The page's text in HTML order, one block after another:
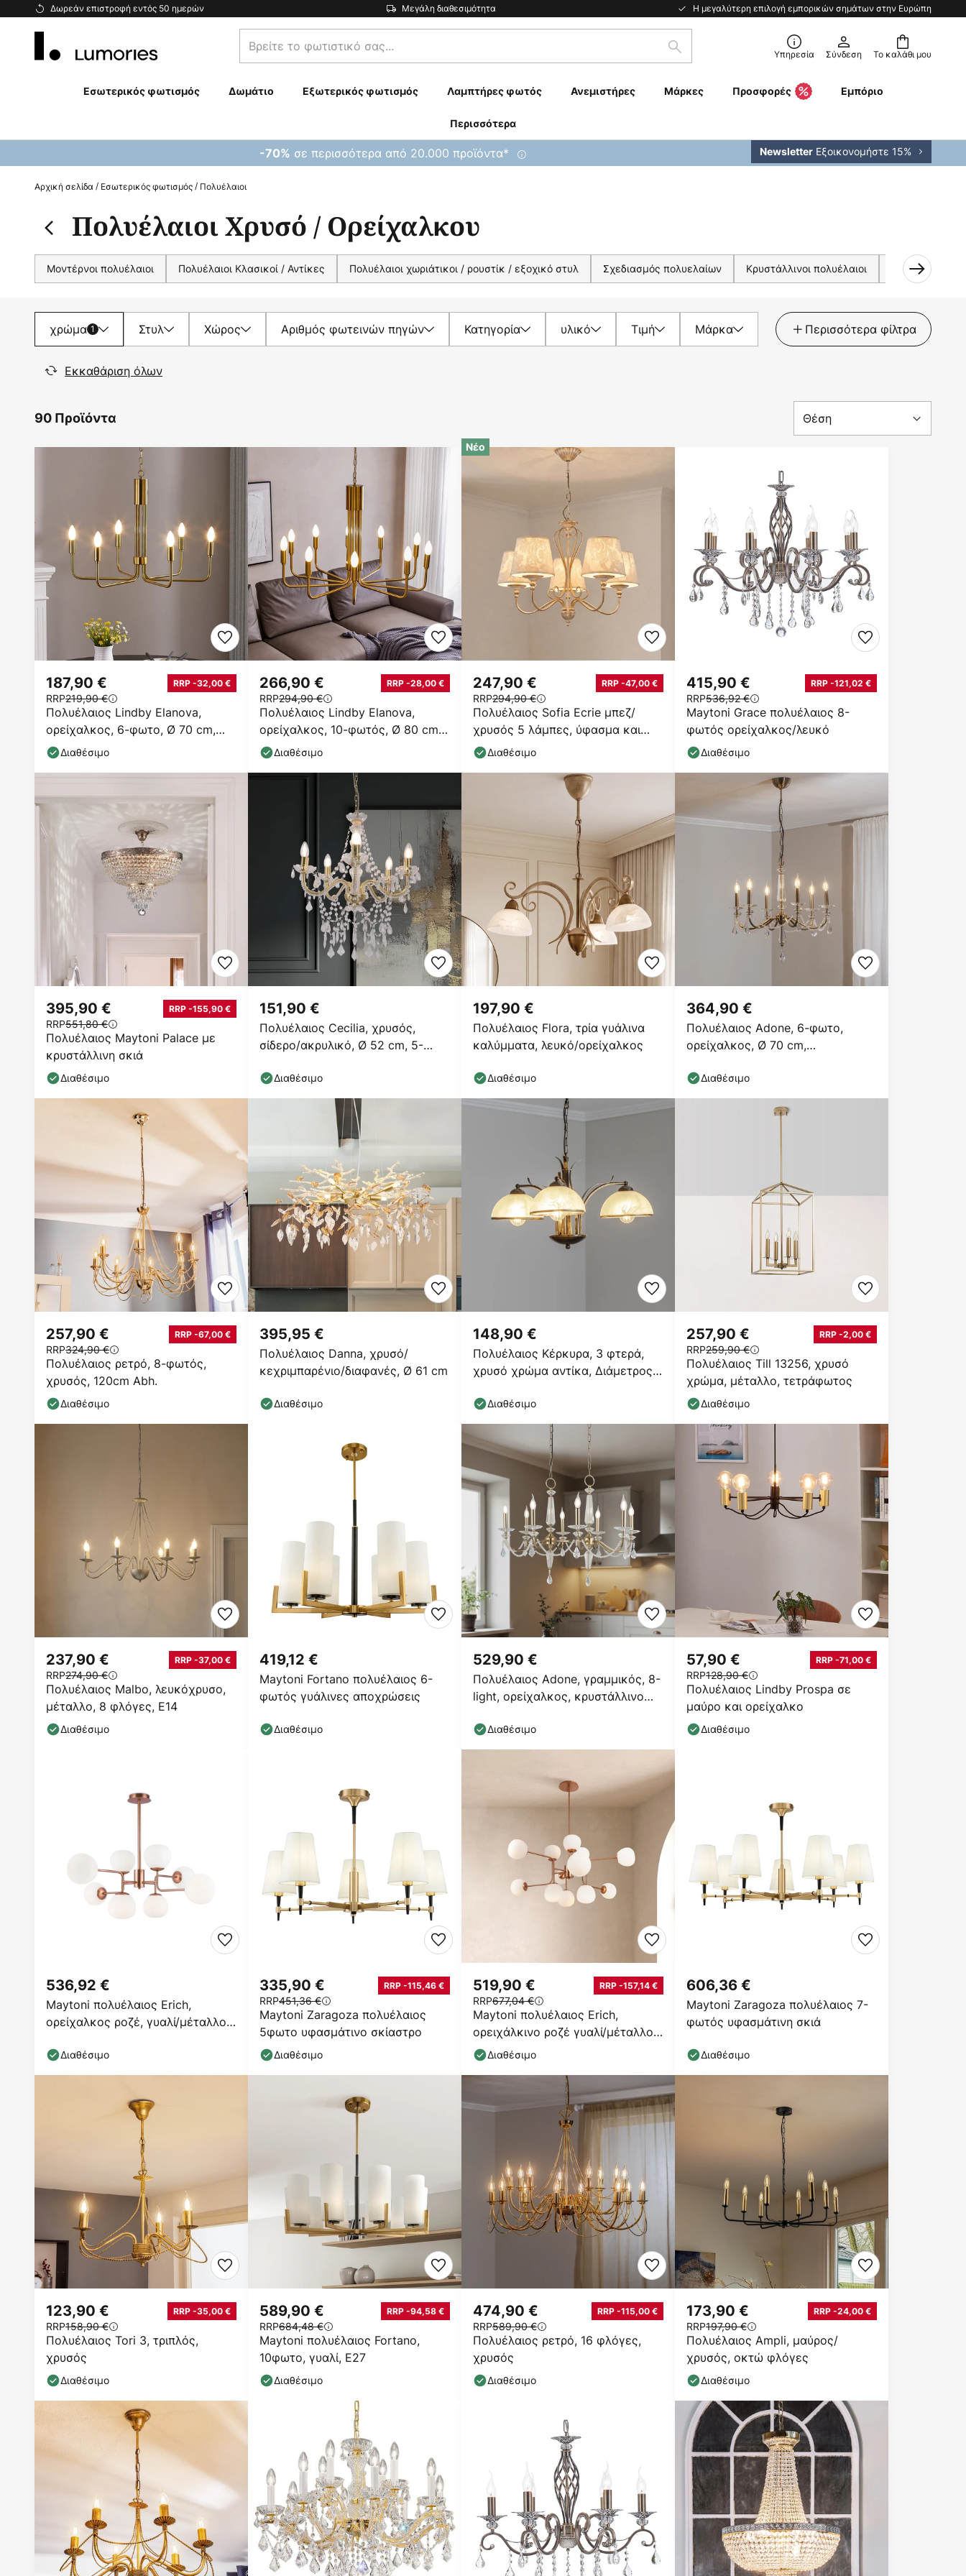
Δωρεάν επιστροφή εντός 50 ημερών Μεγάλη διαθεσιμότητα Η μεγαλύτερη επιλογή εμπορικών σημάτων στην Ευρώπη
Μετάβαση
Το καλάθι μου
Βρείτε
το
σας...
Αναζήτηση Υπηρεσία Σύνδεση
Εσωτερικός φωτισμός Δωμάτιο Εξωτερικός φωτισμός Λαμπτήρες φωτός Ανεμιστήρες Μάρκες Προσφορές Εμπόριο
Περισσότερα
-70% σε περισσότερα από 20.000 προϊόντα* Newsletter Εξοικονομήστε 15%
Αρχική σελίδα Εσωτερικός φωτισμός Πολυέλαιοι
Πολυέλαιοι Χρυσό / Ορείχαλκου
Μοντέρνοι πολυέλαιοι Πολυέλαιοι Κλασικοί / Αντίκες Πολυέλαιοι χωριάτικοι / ρουστίκ / εξοχικό στυλ Σχεδιασμός πολυελαίων Κρυστάλλινοι πολυέλαιοι Μαύροι
χρώμα 1 Στυλ Χώρος Αριθμός φωτεινών πηγών Κατηγορία υλικό Τιμή Μάρκα Περισσότερα φίλτρα
Εκκαθάριση όλων
90 Προϊόντα
Πολυέλαιος Lindby Elanova,
ορείχαλκος, 6-φωτο, Ø 70 cm,
E14
187,90 € RRP -32,00 €
RRP219,90 €
Διαθέσιμο
Πολυέλαιος Lindby Elanova,
ορείχαλκος, 10-φωτός, Ø 80 cm,
E14
266,90 € RRP -28,00 €
RRP294,90 €
Διαθέσιμο
Νέο
Πολυέλαιος Sofia Ecrie μπεζ/
χρυσός 5 λάμπες, ύφασμα και
ατσάλι, E27
247,90 € RRP -47,00 €
RRP294,90 €
Διαθέσιμο
Maytoni Grace πολυέλαιος 8-
φωτός ορείχαλκος/λευκό
415,90 € RRP -121,02 €
RRP536,92 €
Διαθέσιμο
Πολυέλαιος Maytoni Palace με
κρυστάλλινη σκιά
395,90 € RRP -155,90 €
RRP551,80 €
Διαθέσιμο
Πολυέλαιος Cecilia, χρυσός,
σίδερο/ακρυλικό, Ø 52 cm, 5-
151,90 €
Διαθέσιμο
Πολυέλαιος Flora, τρία γυάλινα
καλύμματα, λευκό/ορείχαλκος
197,90 €
Διαθέσιμο
Πολυέλαιος Adone, 6-φωτο,
ορείχαλκος, Ø 70 cm,
364,90 €
Διαθέσιμο
Πολυέλαιος ρετρό, 8-φωτός,
χρυσός, 120cm Abh.
257,90 € RRP -67,00 €
RRP324,90 €
Διαθέσιμο
Πολυέλαιος Danna, χρυσό/
κεχριμπαρένιο/διαφανές, Ø 61 cm
395,95 €
Διαθέσιμο
Πολυέλαιος Κέρκυρα, 3 φτερά,
χρυσό χρώμα αντίκα, Διάμετρος
148,90 €
Διαθέσιμο
Πολυέλαιος Till 13256, χρυσό
χρώμα, μέταλλο, τετράφωτος
257,90 € RRP -2,00 €
RRP259,90 €
Διαθέσιμο
Πολυέλαιος Malbo, λευκόχρυσο,
μέταλλο, 8 φλόγες, E14
237,90 € RRP -37,00 €
RRP274,90 €
Διαθέσιμο
Maytoni Fortano πολυέλαιος 6-
φωτός γυάλινες αποχρώσεις
419,12 €
Διαθέσιμο
Πολυέλαιος Adone, γραμμικός, 8-
light, ορείχαλκος, κρυστάλλινο
529,90 €
Διαθέσιμο
Πολυέλαιος Lindby Prospa σε
μαύρο και ορείχαλκο
57,90 € RRP -71,00 €
RRP128,90 €
Διαθέσιμο
Maytoni πολυέλαιος Erich,
ορείχαλκος ροζέ, γυαλί/μέταλλο
536,92 €
Διαθέσιμο
Maytoni Zaragoza πολυέλαιος
5φωτο υφασμάτινο σκίαστρο
335,90 € RRP -115,46 €
RRP451,36 €
Διαθέσιμο
Maytoni πολυέλαιος Erich,
ορειχάλκινο ροζέ γυαλί/μέταλλο
12-light.
519,90 € RRP -157,14 €
RRP677,04 €
Διαθέσιμο
Maytoni Zaragoza πολυέλαιος 7-
φωτός υφασμάτινη σκιά
606,36 €
Διαθέσιμο
Πολυέλαιος Tori 3, τριπλός,
χρυσός
123,90 € RRP -35,00 €
RRP158,90 €
Διαθέσιμο
Maytoni πολυέλαιος Fortano,
10φωτο, γυαλί, E27
589,90 € RRP -94,58 €
RRP684,48 €
Διαθέσιμο
Πολυέλαιος ρετρό, 16 φλόγες,
χρυσός
474,90 € RRP -115,00 €
RRP589,90 €
Διαθέσιμο
Πολυέλαιος Ampli, μαύρος/
χρυσός, οκτώ φλόγες
173,90 € RRP -24,00 €
RRP197,90 €
Διαθέσιμο